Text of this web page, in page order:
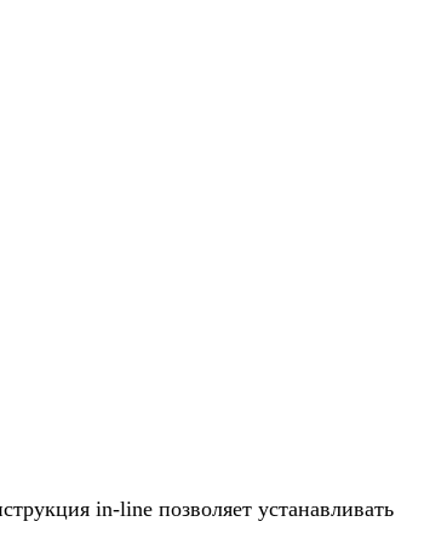
in-line позволяет устанавливать